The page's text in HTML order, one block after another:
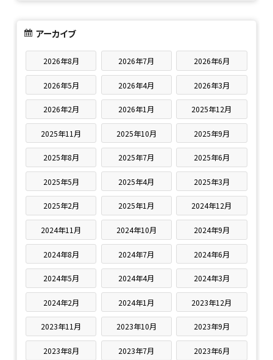
アーカイブ
2026年8月 2026年7月 2026年6月
2026年5月 2026年4月 2026年3月
2026年2月 2026年1月 2025年12月
2025年11月 2025年10月 2025年9月
2025年8月 2025年7月 2025年6月
2025年5月 2025年4月 2025年3月
2025年2月 2025年1月 2024年12月
2024年11月 2024年10月 2024年9月
2024年8月 2024年7月 2024年6月
2024年5月 2024年4月 2024年3月
2024年2月 2024年1月 2023年12月
2023年11月 2023年10月 2023年9月
2023年8月 2023年7月 2023年6月